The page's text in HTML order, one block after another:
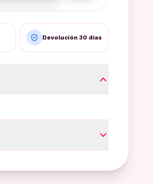
Devolución 30 días